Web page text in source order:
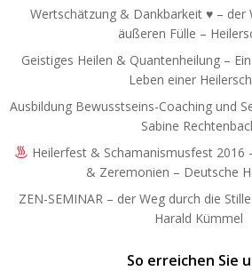
Wertschätzung & Dankbarkeit ♥ – der
äußeren Fülle –
Geistiges Heilen & Quantenheilung –
Leben einer
Ausbildung Bewusstseins-Coaching und
Sabine
Heilerfest & Schamanismusfest 2016
& Zeremonien – Deutsche
ZEN-SEMINAR – der Weg durch die
Harald Kümmel
So erreichen Sie